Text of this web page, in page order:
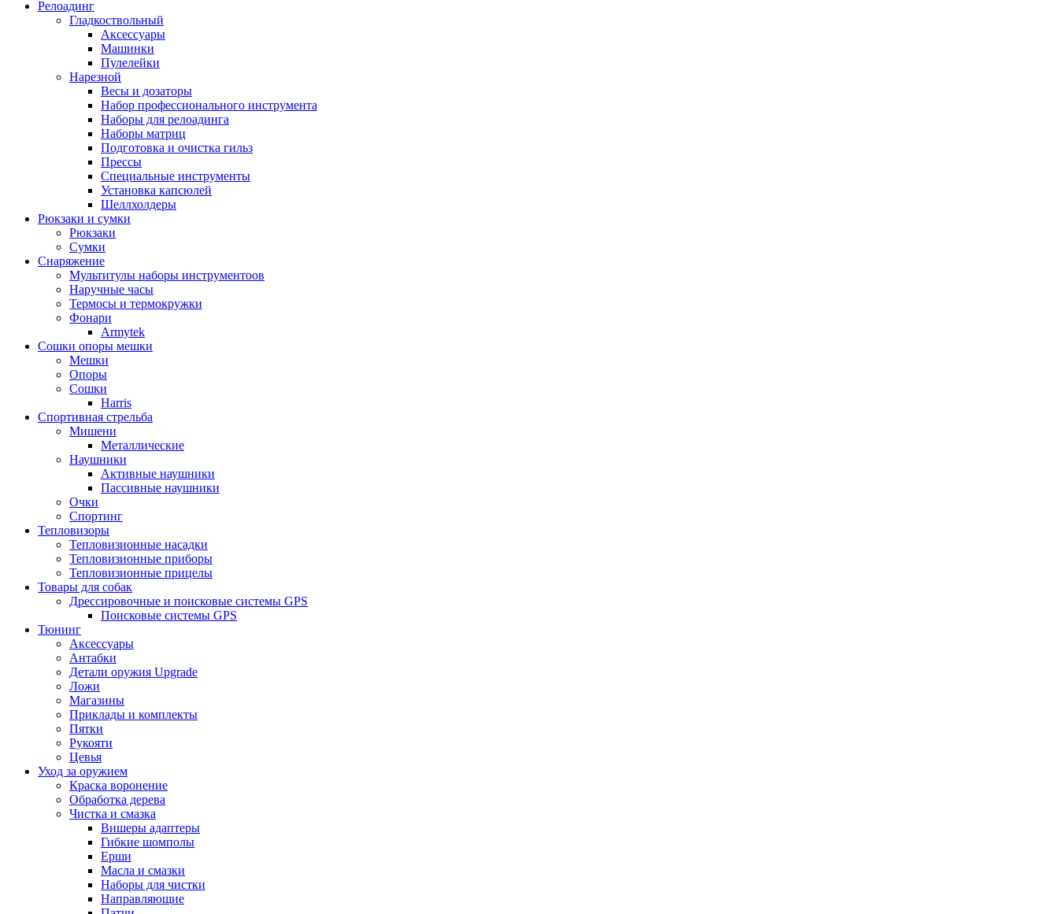
Релоадинг
Гладкоствольный
Аксессуары
Машинки
Пулелейки
Нарезной
Весы и дозаторы
Набор профессионального инструмента
Наборы для релоадинга
Наборы матриц
Подготовка и очистка гильз
Прессы
Специальные инструменты
Установка капсюлей
Шеллхолдеры
Рюкзаки и сумки
Рюкзаки
Сумки
Снаряжение
Мультитулы наборы инструментоов
Наручные часы
Термосы и термокружки
Фонари
Armytek
Сошки опоры мешки
Мешки
Опоры
Сошки
Harris
Спортивная стрельба
Мишени
Металлические
Наушники
Активные наушники
Пассивные наушники
Очки
Спортинг
Тепловизоры
Тепловизионные насадки
Тепловизионные приборы
Тепловизионные прицелы
Товары для собак
Дрессировочные и поисковые системы GPS
Поисковые системы GPS
Тюнинг
Аксессуары
Антабки
Детали оружия Upgrade
Ложи
Магазины
Приклады и комплекты
Пятки
Рукояти
Цевья
Уход за оружием
Краска воронение
Обработка дерева
Чистка и смазка
Вишеры адаптеры
Гибкие шомполы
Ерши
Масла и смазки
Наборы для чистки
Направляющие